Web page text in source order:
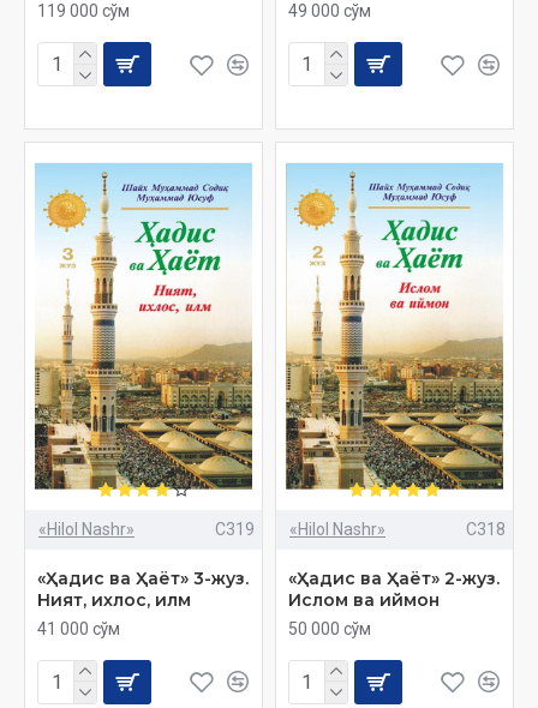
119 000 сўм 49 000 сўм
«Hilol Nashr» C319
«Ҳадис ва Ҳаёт» 3-жуз.
Ният, ихлос, илм
41 000 сўм
«Hilol Nashr» C318
«Ҳадис ва Ҳаёт» 2-жуз.
Ислом ва иймон
50 000 сўм